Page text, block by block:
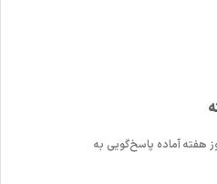
اسنپ‌شاپ ۷ روز هفته آماده پاسخ‌گویی به